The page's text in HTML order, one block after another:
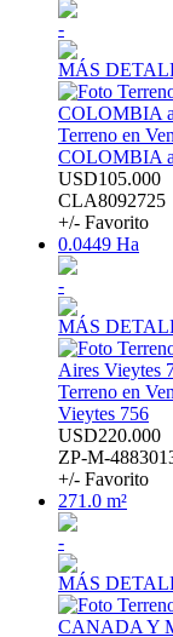
-
MÁS
Terreno en
COLOMBIA
USD105.000
CLA8092725
+/- Favorito
0.0449 Ha
-
MÁS
Terreno en
Vieytes 756
USD220.000
ZP-M-
+/- Favorito
271.0 m²
-
MÁS